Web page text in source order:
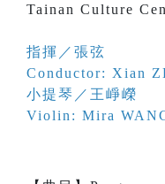
Tainan Culture
指揮／張弦
Conductor: Xian
小提琴／王崢嶸
Violin: Mira